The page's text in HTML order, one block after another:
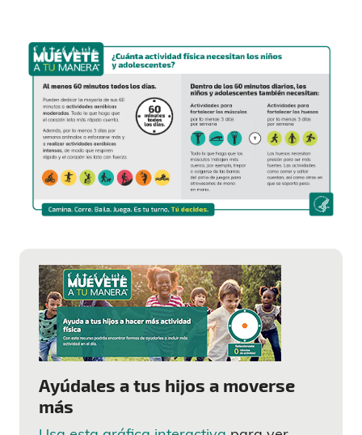
Ayúdales a tus hijos a moverse
más